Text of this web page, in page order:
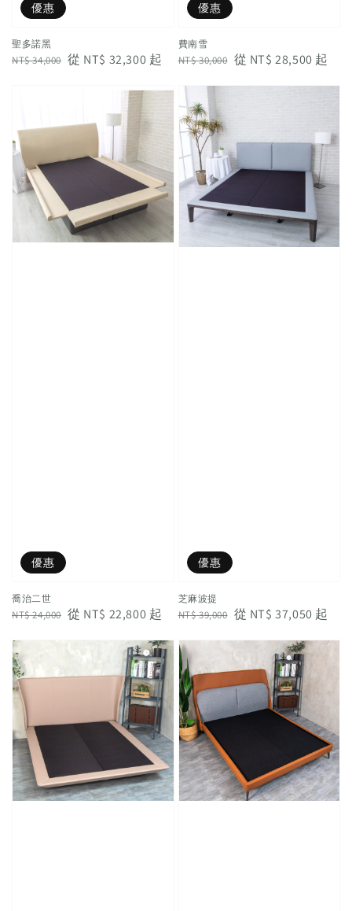
優惠
聖多諾黑
Regular
NT$ 34,000 Sale
從 NT$ 32,300 起
優惠
費南雪
Regular
NT$ 30,000 Sale
從 NT$ 28,500 起
優惠
喬治二世
Regular
NT$ 24,000 Sale
從 NT$ 22,800 起
優惠
芝麻波提
Regular
NT$ 39,000 Sale
從 NT$ 37,050 起